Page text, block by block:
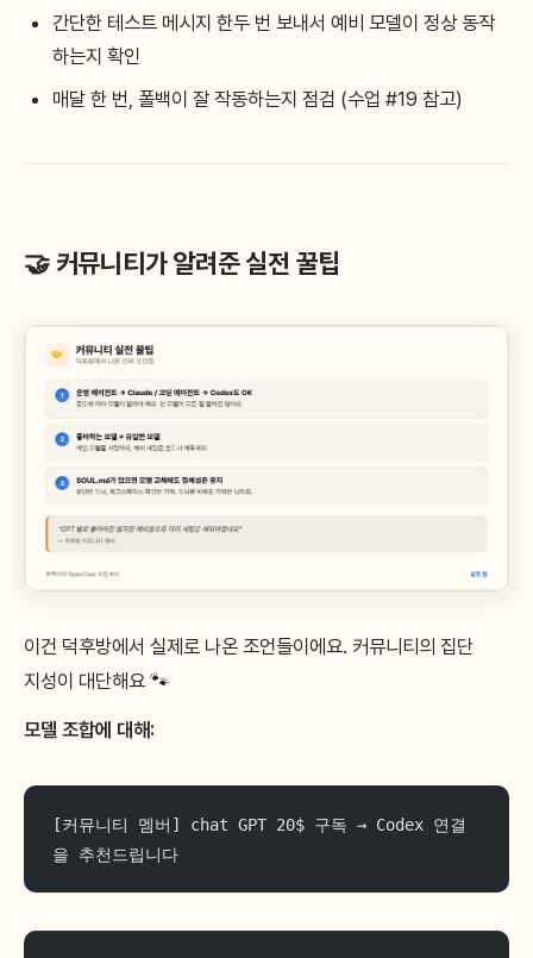
간단한 테스트 메시지 한두 번 보내서 예비 모델이 정상 동작
하는지 확인
매달 한 번, 폴백이 잘 작동하는지 점검 (수업 #19 참고)
🤝 커뮤니티가 알려준 실전 꿀팁
이건 덕후방에서 실제로 나온 조언들이에요. 커뮤니티의 집단
지성이 대단해요 🐾
모델 조합에 대해:
[커뮤니티 멤버] chat GPT 20$ 구독 → Codex 연결
을 추천드립니다